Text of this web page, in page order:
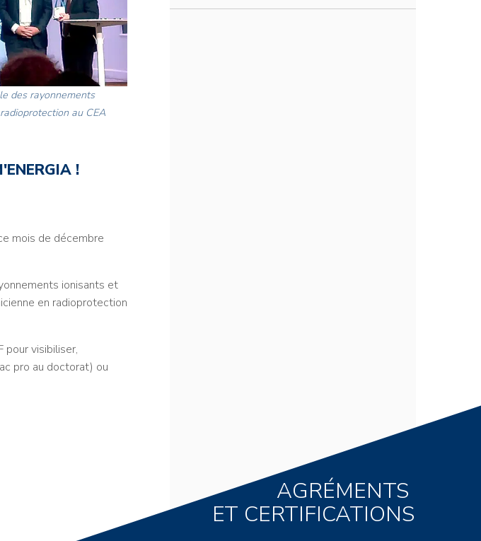
des rayonnements
au CEA
!
mois de décembre
ionisants et
en radioprotection
pour visibiliser,
pro au doctorat) ou
AGRÉMENTS
ET CERTIFICATIONS